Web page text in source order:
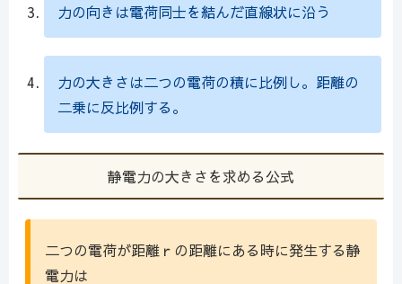
力の向きは電荷同士を結んだ直線状に沿う
力の大きさは二つの電荷の積に比例し。距離の
二乗に反比例する。
静電力の大きさを求める公式
二つの電荷が距離ｒの距離にある時に発生する静
電力は